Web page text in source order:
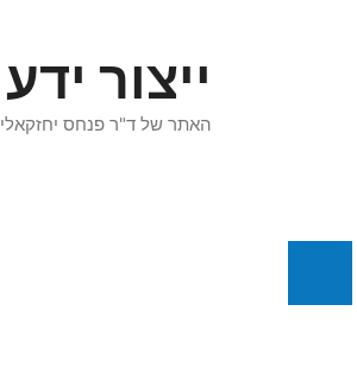
ייצור ידע
האתר של ד"ר פנחס יחזקאלי